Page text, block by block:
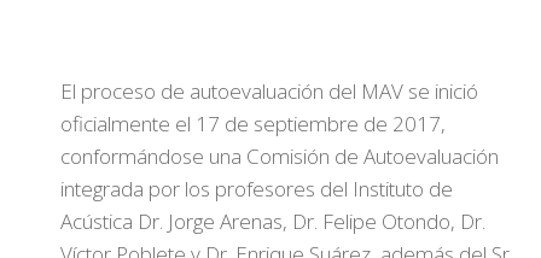
El proceso de autoevaluación del MAV se inició
oficialmente el 17 de septiembre de 2017,
conformándose una Comisión de Autoevaluación
integrada por los profesores del Instituto de
Acústica Dr. Jorge Arenas, Dr. Felipe Otondo, Dr.